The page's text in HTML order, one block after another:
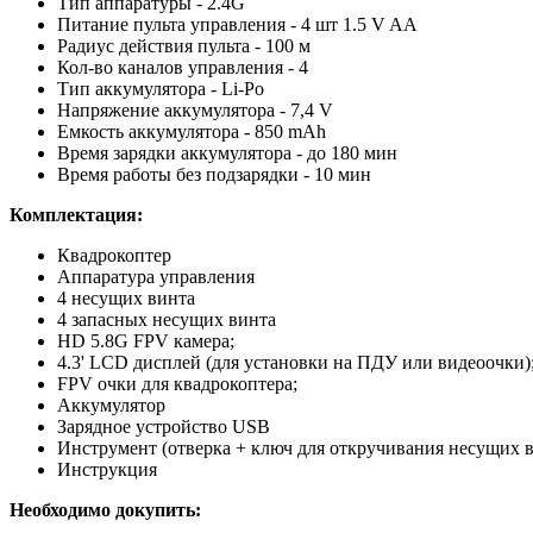
Питание пульта управления - 4 шт 1.5 V AA
Радиус действия пульта - 100 м
Кол-во каналов управления - 4
Тип аккумулятора - Li-Po
Напряжение аккумулятора - 7,4 V
Емкость аккумулятора - 850 mAh
Время зарядки аккумулятора - до 180 мин
Время работы без подзарядки - 10 мин
Комплектация:
Квадрокоптер
Аппаратура управления
4 несущих винта
4 запасных несущих винта
HD 5.8G FPV камера;
4.3' LCD дисплей (для установки на ПДУ или видеоочки);
FPV очки для квадрокоптера;
Аккумулятор
Зарядное устройство USB
Инструмент (отверка + ключ для откручивания несущих
Инструкция
Необходимо докупить: